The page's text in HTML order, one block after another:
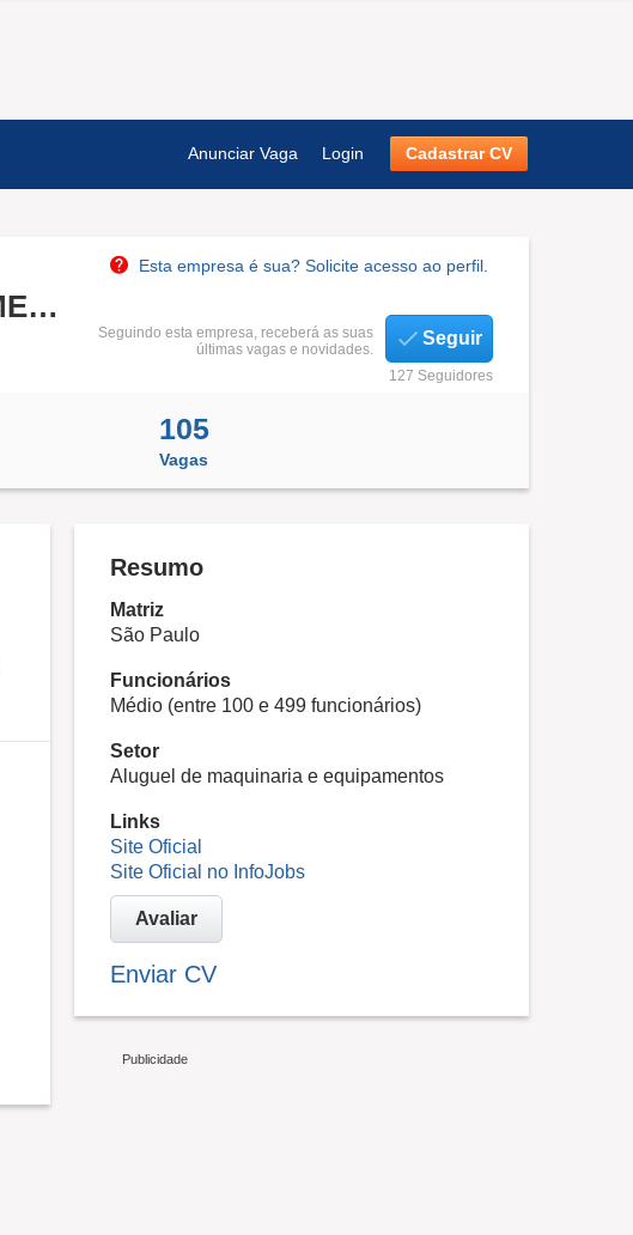
Anunciar Vaga Login Cadastrar CV
Esta empresa é sua? Solicite acesso ao perfil.
URBE LOCACAO INDUSTRIA E COMERCIO DE EQUIPAMENTOS LTDA
Seguindo esta empresa, receberá as suas
últimas vagas e novidades.
Seguir
127 Seguidores
105
Vagas
Resumo
Matriz
São Paulo
Funcionários
Médio (entre 100 e 499 funcionários)
Setor
Aluguel de maquinaria e equipamentos
Links
Site Oficial
Site Oficial no InfoJobs
Avaliar
Enviar CV